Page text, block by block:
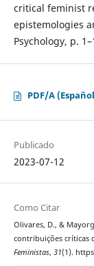
critical feminist
epistemologies
Psychology, p.
PDF/A
Publicado
2023-07-12
Como Citar
Olivares, D., &
contribuições críticas
Feministas, 31(1).